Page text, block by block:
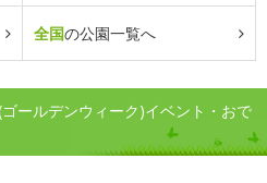
全国の公園一覧へ
ールデンウィーク)イベント・おで